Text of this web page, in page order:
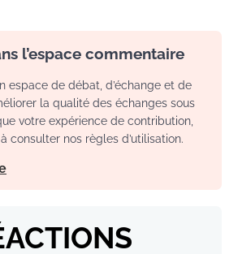
l’espace commentaire
espace de débat, d’échange et de
la qualité des échanges sous
votre expérience de contribution,
consulter nos règles d’utilisation.